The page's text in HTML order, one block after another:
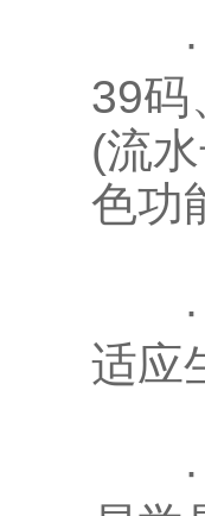
·
39码
(流
色功
·
适应
·